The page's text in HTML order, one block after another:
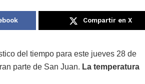
Compartir en X
del tiempo para este jueves 28 de
parte de San Juan. La temperatura